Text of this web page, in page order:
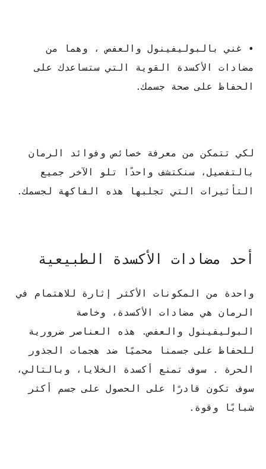
• غني بالبوليفينول والعفص ، وهما من
مضادات الأكسدة القوية التي ستساعدك على
الحفاظ على صحة جسمك.
لكي تتمكن من معرفة خصائص وفوائد الرمان
بالتفصيل، سنكتشف واحدًا تلو الآخر جميع
التأثيرات التي تجلبها هذه الفاكهة لجسمك.
أحد مضادات الأكسدة الطبيعية
واحدة من المكونات الأكثر إثارة للاهتمام في
الرمان هي مضادات الأكسدة، وخاصة
البوليفينول والعفص. هذه العناصر ضرورية
للحفاظ على جسمنا محميًا ضد هجمات الجذور
الحرة . سوف تمنع أكسدة الخلايا، وبالتالي،
سوف تكون قادرًا على الحصول على جسم أكثر
شبابًا وقوة.